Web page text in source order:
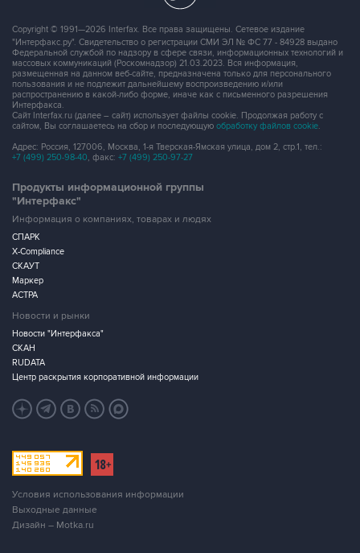
Copyright © 1991—2026 Interfax. Все права защищены. Сетевое издание
"Интерфакс.ру". Свидетельство о регистрации СМИ ЭЛ № ФС 77 - 84928 выдано
Федеральной службой по надзору в сфере связи, информационных технологий и
массовых коммуникаций (Роскомнадзор) 21.03.2023. Вся информация,
размещенная на данном веб-сайте, предназначена только для персонального
пользования и не подлежит дальнейшему воспроизведению и/или
распространению в какой-либо форме, иначе как с письменного разрешения
Интерфакса.
Сайт Interfax.ru (далее – сайт) использует файлы cookie. Продолжая работу с
сайтом, Вы соглашаетесь на сбор и последующую обработку файлов cookie.
Адрес: Россия, 127006, Москва, 1-я Тверская-Ямская улица, дом 2, стр.1, тел.:
+7 (499) 250-98-40, факс: +7 (499) 250-97-27
Продукты информационной группы
"Интерфакс"
Информация о компаниях, товарах и людях
СПАРК
X-Compliance
СКАУТ
Маркер
АСТРА
Новости и рынки
Новости "Интерфакса"
СКАН
RUDATA
Центр раскрытия корпоративной информации
Условия использования информации
Выходные данные
Дизайн – Motka.ru